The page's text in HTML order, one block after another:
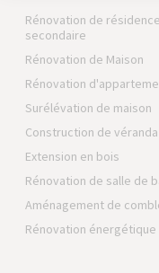
Rénovation de résidence
secondaire
Rénovation de Maison
Rénovation
Surélévation de maison
Construction de véranda
Extension en bois
Rénovation de salle de
Aménagement de
Rénovation énergétique